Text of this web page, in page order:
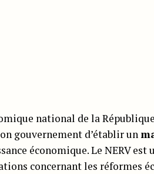
national de la
gouvernement d’établir un
économique. Le NERV
concernant les réformes